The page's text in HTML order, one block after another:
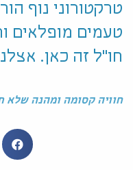
טרקטורוני נוף
טעמים מופלאים
חו"ל זה כאן.
חוויה קסומה ומהנה שלא